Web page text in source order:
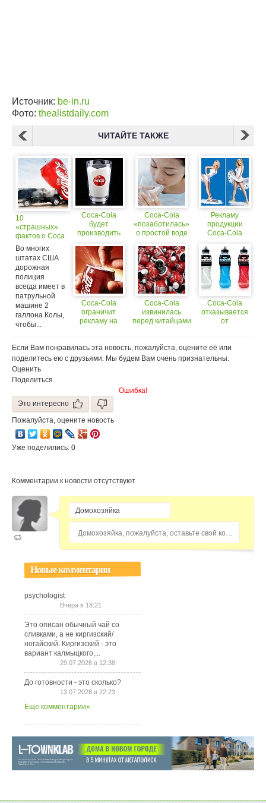
Источник: be-in.ru
Фото: thealistdaily.com
ЧИТАЙТЕ ТАКЖЕ
10
«страшных»
фактов о Coca
Cola
Во многих
штатах США
дорожная
полиция
всегда имеет в
патрульной
машине 2
галлона Колы,
чтобы...
Coca-Cola
будет
производить
Coca-Cola
ограничит
рекламу на
Coca-Cola
«позаботилась»
о простой воде
Coca-Cola
извинилась
перед китайцами
Рекламу
продукции
Coca-Cola
сексистской
Coca-Cola
отказывается
от
ингредиента
Если Вам понравилась эта новость, пожалуйста, оцените её или
поделитесь ею с друзьями. Мы будем Вам очень признательны.
Оценить
Поделиться
Ошибка!
Это интересно
Пожалуйста, оцените новость
Уже поделились: 0
Комментарии к новости отсутствуют
Домохозяйка, пожалуйста, оставьте свой комментарий...
Новые комментарии
psychologist
Вчера в 18:21
Это описан обычный чай со
сливками, а не киргизский/
ногайский. Киргизский - это
вариант калмыцкого,...
29.07.2026 в 12:38
До готовности - это сколько?
13.07.2026 в 22:23
Еще комментарии»